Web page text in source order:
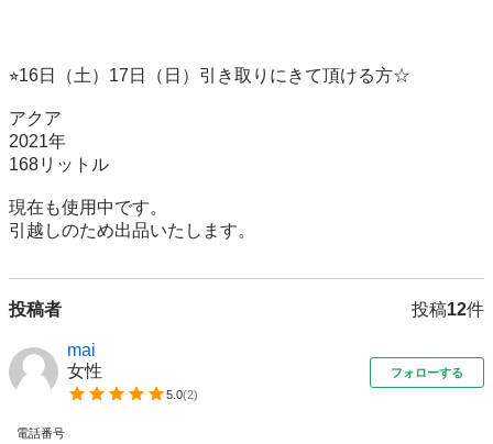
⭐︎16日（土）17日（日）引き取りにきて頂ける方☆
アクア
2021年
168リットル
現在も使用中です。
引越しのため出品いたします。
投稿者 投稿12件
mai
女性
5.0(2)
フォローする
電話番号